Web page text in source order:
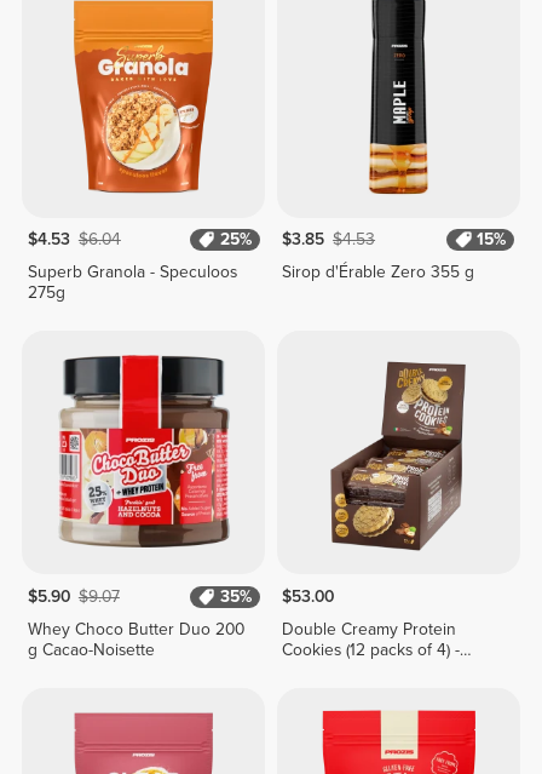
$4.53 $6.04
25%
Superb Granola - Speculoos
275g
$3.85 $4.53
15%
Sirop d'Érable Zero 355 g
$5.90 $9.07
35%
Whey Choco Butter Duo 200
g Cacao-Noisette
$53.00
Double Creamy Protein
Cookies (12 packs of 4) -